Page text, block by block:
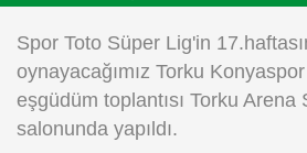
Instagram
Android
Spor Toto Süper Lig'in
oynayacağımız Torku Konyaspor
eşgüdüm toplantısı Torku Arena
salonunda yapıldı.